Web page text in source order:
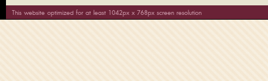
This website optimized for at least 1042px x 768px screen resolution